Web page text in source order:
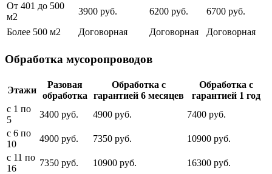
От 401 до 500
м2
3900 руб. 6200 руб.
6700 руб.
Более 500 м2
Договорная Договорная Договорная
Обработка мусоропроводов
Этажи
Разовая
обработка
Обработка с
гарантией 6 месяцев
Обработка с
гарантией 1 год
с 1 по
5
3400 руб. 4900 руб.
7400 руб.
с 6 по
10
4900 руб. 7350 руб.
10900 руб.
с 11 по
16
7350 руб. 10900 руб.
16300 руб.